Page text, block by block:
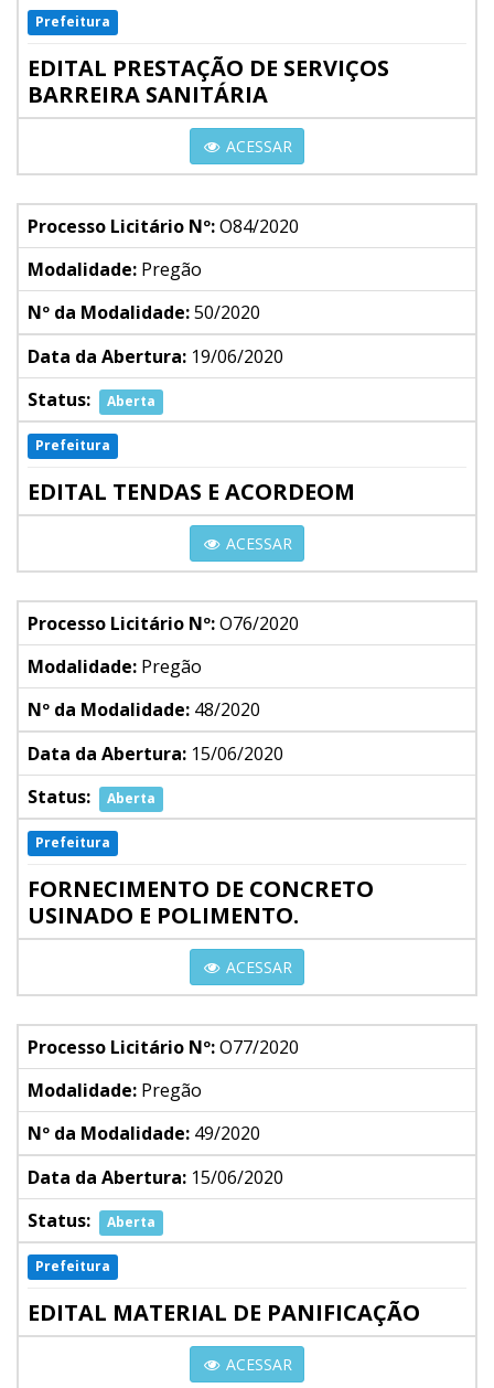
Prefeitura
EDITAL PRESTAÇÃO DE SERVIÇOS
BARREIRA SANITÁRIA
ACESSAR
Processo Licitário Nº:O84/2020
Modalidade: Pregão
Nº da Modalidade:50/2020
Data da Abertura: 19/06/2020
Status:
Aberta
Prefeitura
EDITAL TENDAS E ACORDEOM
ACESSAR
Processo Licitário Nº:O76/2020
Modalidade: Pregão
Nº da Modalidade: 48/2020
Data da Abertura: 15/06/2020
Status:
Aberta
Prefeitura
FORNECIMENTO DE CONCRETO
USINADO E POLIMENTO.
ACESSAR
Processo Licitário Nº:O77/2020
Modalidade: Pregão
Nº da Modalidade: 49/2020
Data da Abertura: 15/06/2020
Status:
Aberta
Prefeitura
EDITAL MATERIAL DE PANIFICAÇÃO
ACESSAR